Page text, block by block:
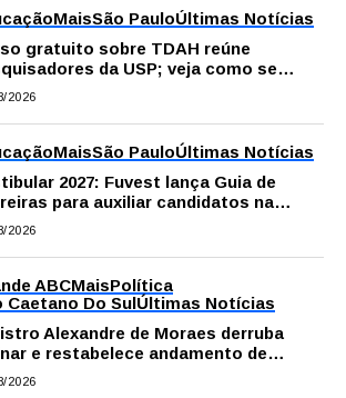
MaisSão PauloÚltimas Notícias
gratuito sobre TDAH reúne
da USP; veja como se
2026
MaisSão PauloÚltimas Notícias
2027: Fuvest lança Guia de
para auxiliar candidatos na
da profissão
2026
ABCMaisPolítica
Caetano Do SulÚltimas Notícias
Alexandre de Moraes derruba
e restabelece andamento de
processante contra vereador
2026